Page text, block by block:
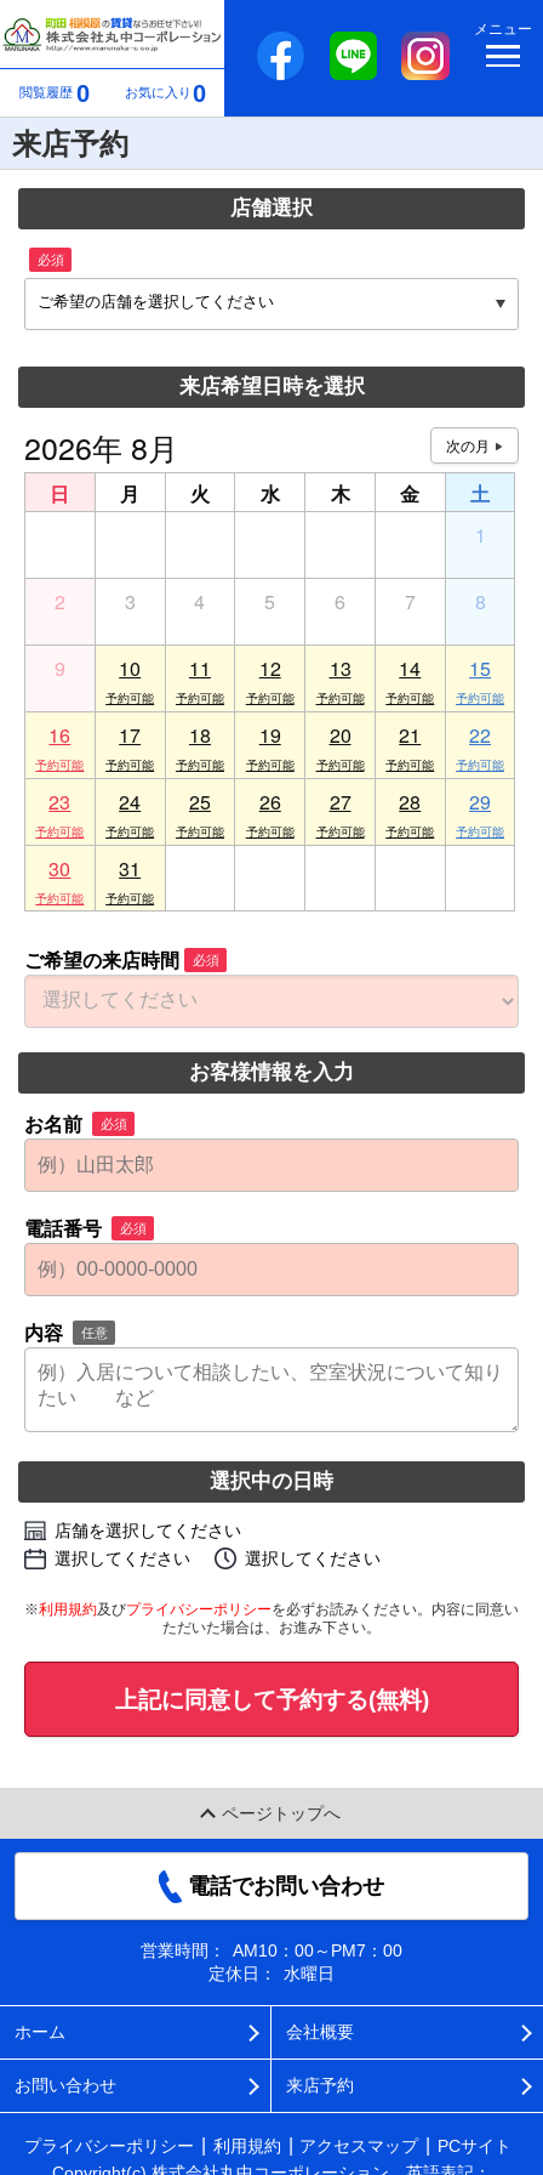
閲覧履歴 0 お気に入り 0
メニュー
来店予約
店舗選択
必須
ご希望の店舗を選択してください
来店希望日時を選択
2026年 8月
日 月 火 水 木 金
土
1
2 3 4 5 6 7 8
9 10 11 12 13 14 15
16 17 18 19 20 21 22
23 24 25 26 27 28 29
30 31
ご希望の来店時間 必須
お客様情報を入力
お名前 必須
電話番号 必須
内容 任意
選択中の日時
店舗を選択してください
選択してください
選択してください
※利用規約及びプライバシーポリシーを必ずお読みください。内容に同意い
ただいた場合は、お進み下さい。
上記に同意して予約する(無料)
ページトップへ
電話でお問い合わせ
営業時間：
AM10：00～PM7：00
定休日：
水曜日
ホーム 会社概要
お問い合わせ 来店予約
プライバシーポリシー 利用規約 アクセスマップ
PCサイト